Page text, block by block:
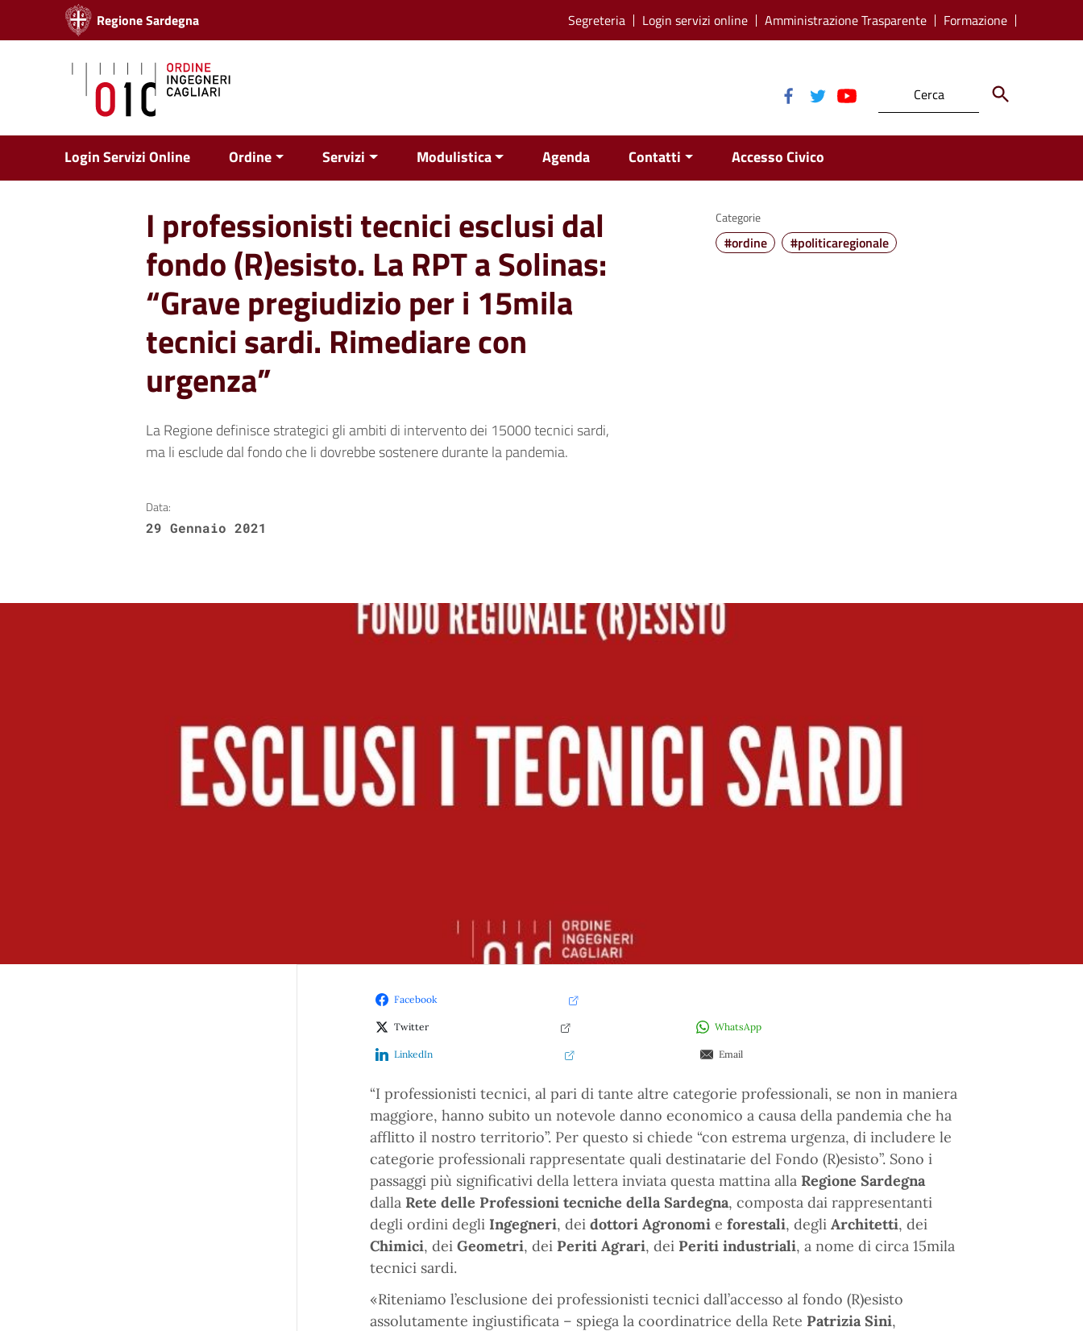
Vai ai contenuti
Vai al menu di navigazione
Regione Sardegna Segreteria Login servizi online Amministrazione Trasparente Formazione
Login Servizi Online Ordine Servizi Modulistica Agenda Contatti Accesso Civico
I professionisti tecnici esclusi dal
fondo (R)esisto. La RPT a Solinas:
“Grave pregiudizio per i 15mila
tecnici sardi. Rimediare con
urgenza”
La Regione definisce strategici gli ambiti di intervento dei 15000 tecnici sardi,
ma li esclude dal fondo che li dovrebbe sostenere durante la pandemia.
Categorie
#ordine #politicaregionale
Data:
29 Gennaio 2021
Facebook
Twitter WhatsApp
LinkedIn Email
“I professionisti tecnici, al pari di tante altre categorie professionali, se non in maniera
maggiore, hanno subito un notevole danno economico a causa della pandemia che ha
afflitto il nostro territorio”. Per questo si chiede “con estrema urgenza, di includere le
categorie professionali rappresentate quali destinatarie del Fondo (R)esisto”. Sono i
passaggi più significativi della lettera inviata questa mattina alla Regione Sardegna
dalla Rete delle Professioni tecniche della Sardegna, composta dai rappresentanti
degli ordini degli Ingegneri, dei dottori Agronomie forestali, degli Architetti, dei
Chimici, dei Geometri, dei Periti Agrari, dei Periti industriali, a nome di circa 15mila
tecnici sardi.
«Riteniamo l’esclusione dei professionisti tecnici dall’accesso al fondo (R)esisto
assolutamente ingiustificata – spiega la coordinatrice della Rete Patrizia Sini,